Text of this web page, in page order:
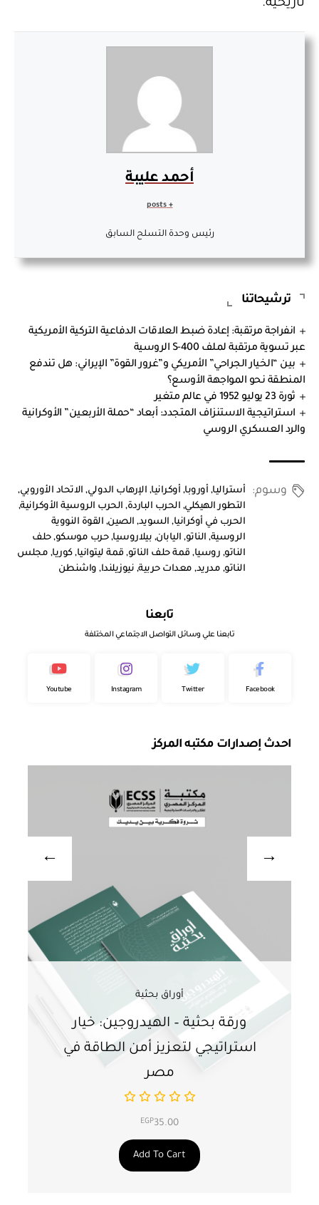
تاريخية.
أحمد عليبة
رئيس وحدة التسلح السابق
ترشيحاتنا
انفراجة مرتقبة: إعادة ضبط العلاقات الدفاعية التركية الأمريكية
عبر تسوية مرتقبة لملف S-400 الروسية
بين “الخيار الجراحي” الأمريكي و”غرور القوة” الإيراني: هل تندفع
المنطقة نحو المواجهة الأوسع؟
ثورة 23 يوليو 1952 في عالم متغير
استراتيجية الاستنزاف المتجدد: أبعاد “حملة الأربعين” الأوكرانية
والرد العسكري الروسي
وسوم: أستراليا,أوروبا,أوكرانيا,الإرهاب الدولي,الاتحاد الأوروبي,
التطور الهيكلي,الحرب الباردة,الحرب الروسية الأوكرانية,
الحرب في أوكرانيا,السويد,الصين,القوة النووية
الروسية,الناتو,اليابان,بيلاروسيا,حرب موسكو,حلف
الناتو,روسيا,قمة حلف الناتو,قمة ليتوانيا,كوريا,مجلس
الناتو,مدريد,معدات حربية,نيوزيلندا,واشنطن
تابعنا
تابعنا علي وسائل التواصل الاجتماعي المختلفة
Facebook
Twitter
Instagram
Youtube
احدث إصدارات مكتبه المركز
أوراق بحثية
ورقة بحثية – الهيدروجين: خيار
استراتيجي لتعزيز أمن الطاقة في
مصر
EGP35.00
Add To Cart